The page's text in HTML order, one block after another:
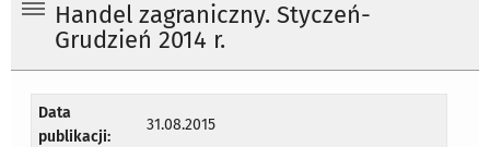
Handel zagraniczny. Styczeń-
Grudzień 2014 r.
Data
publikacji:
31.08.2015